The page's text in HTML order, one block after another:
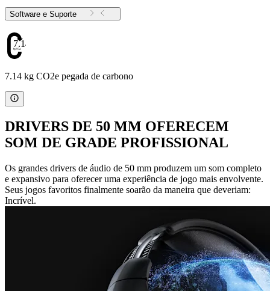
Software e Suporte
7.14
7.14 kg CO2e pegada de carbono
DRIVERS DE 50 MM OFERECEM
SOM DE GRADE PROFISSIONAL
Os grandes drivers de áudio de 50 mm produzem um som completo
e expansivo para oferecer uma experiência de jogo mais envolvente.
Seus jogos favoritos finalmente soarão da maneira que deveriam:
Incrível.